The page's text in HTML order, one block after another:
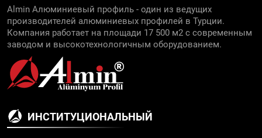
Almin Алюминиевый профиль - один из ведущих
производителей алюминиевых профилей в Турции.
Компания работает на площади 17 500 м2 с современным
заводом и высокотехнологичным оборудованием.
ИНСТИТУЦИОНАЛЬНЫЙ